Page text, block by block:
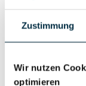
Zustimmung
Wir nutzen
optimieren
Wirtschaftlich